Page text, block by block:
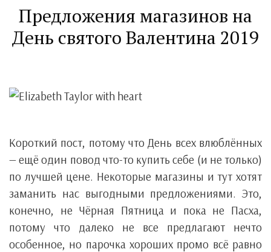
Предложения магазинов на
День святого Валентина 2019
Короткий пост, потому что День всех влюблённых
— ещё один повод что-то купить себе (и не только)
по лучшей цене. Некоторые магазины и тут хотят
заманить нас выгодными предложениями. Это,
конечно, не Чёрная Пятница и пока не Пасха,
потому что далеко не все предлагают нечто
особенное, но парочка хороших промо всё равно